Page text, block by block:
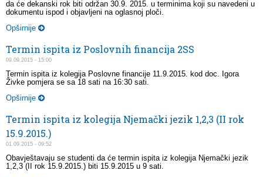
da će dekanski rok biti održan 30.9. 2015. u terminima koji su navedeni u
dokumentu ispod i objavljeni na oglasnoj ploči.
Opširnije
Termin ispita iz Poslovnih financija 2SS
09.09.2015 - 15:00
Termin ispita iz kolegija Poslovne financije 11.9.2015. kod doc. Igora
Živke pomjera se sa 18 sati na 16:30 sati.
Opširnije
Termin ispita iz kolegija Njemački jezik 1,2,3 (II rok
15.9.2015.)
01.09.2015 - 09:52
Obavještavaju se studenti da će termin ispita iz kolegija Njemački jezik
1,2,3 (II rok 15.9.2015.) biti 15.9.2015 u 9 sati.